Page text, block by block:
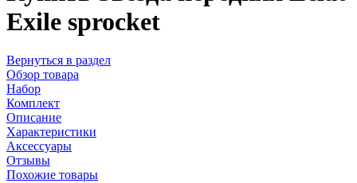
Exile sprocket
Вернуться в раздел
Обзор товара
Набор
Комплект
Описание
Характеристики
Аксессуары
Отзывы
Похожие товары